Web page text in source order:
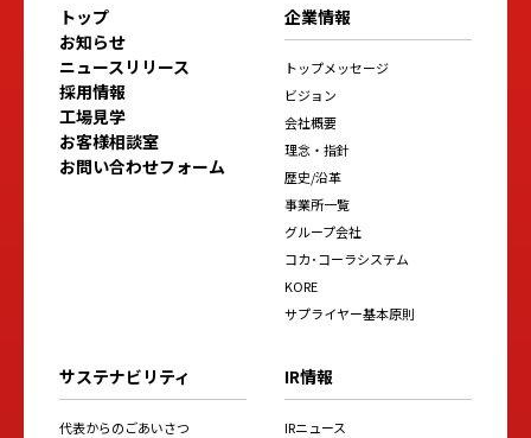
トップ
お知らせ
ニュースリリース
採用情報
工場見学
お客様相談室
お問い合わせフォーム
企業情報
トップメッセージ
ビジョン
会社概要
理念・指針
歴史/沿革
事業所一覧
グループ会社
コカ･コーラシステム
KORE
サプライヤー基本原則
サステナビリティ
代表からのごあいさつ
IR情報
IRニュース